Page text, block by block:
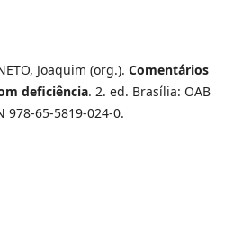
Joaquim (org.). Comentários
deficiência. 2. ed. Brasília: OAB
978-65-5819-024-0.